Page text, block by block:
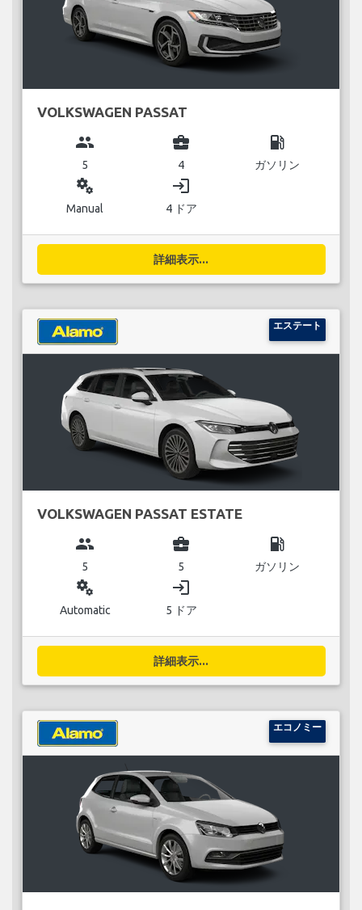
VOLKSWAGEN PASSAT
group
5
business_center
4
local_gas_station
ガソリン
miscellaneous_services
Manual
login
4 ドア
詳細表示...
エステート
VOLKSWAGEN PASSAT ESTATE
group
5
business_center
5
local_gas_station
ガソリン
miscellaneous_services
Automatic
login
5 ドア
詳細表示...
エコノミー